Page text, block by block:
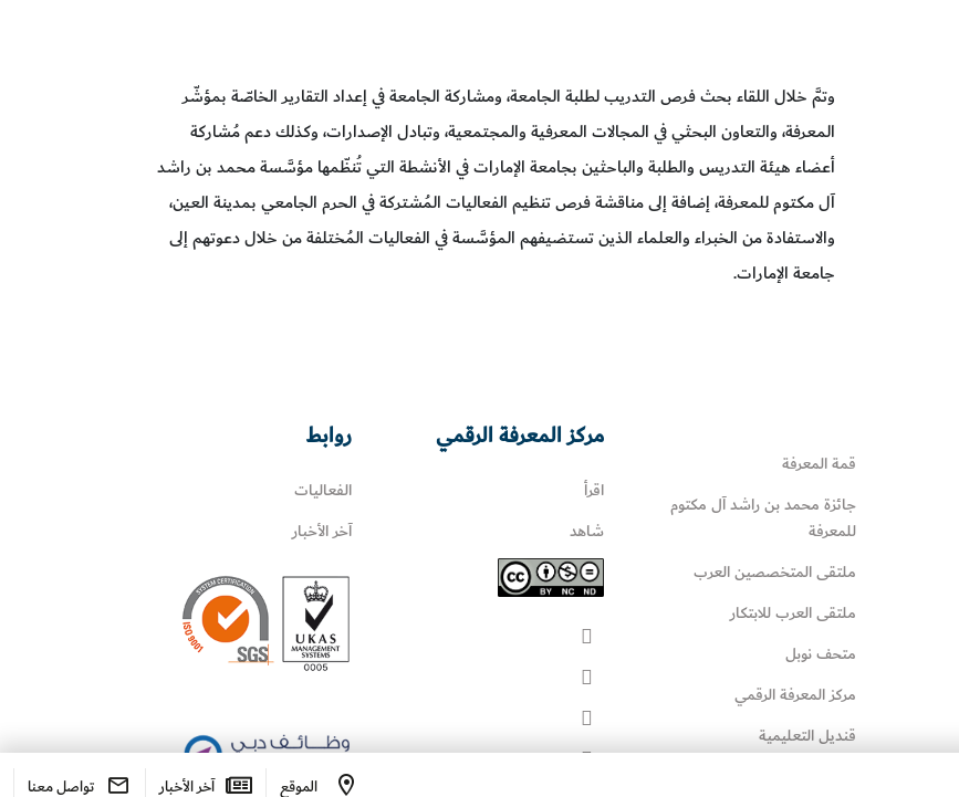
وتمَّ خلال اللقاء بحث فرص التدريب لطلبة الجامعة، ومشاركة الجامعة في إعداد التقارير الخاصّة بمؤشّر
المعرفة، والتعاون البحثي في المجالات المعرفية والمجتمعية، وتبادل الإصدارات، وكذلك دعم مُشاركة
أعضاء هيئة التدريس والطلبة والباحثين بجامعة الإمارات في الأنشطة التي تُنظّمها مؤسَّسة محمد بن راشد
آل مكتوم للمعرفة، إضافة إلى مناقشة فرص تنظيم الفعاليات المُشتركة في الحرم الجامعي بمدينة العين،
والاستفادة من الخبراء والعلماء الذين تستضيفهم المؤسَّسة في الفعاليات المُختلفة من خلال دعوتهم إلى
جامعة الإمارات.
قمة المعرفة
جائزة محمد بن راشد آل مكتوم
للمعرفة
ملتقى المتخصصين العرب
ملتقى العرب للابتكار
متحف نوبل
مركز المعرفة الرقمي
قنديل التعليمية
مركز المعرفة الرقمي
اقرأ
شاهد
روابط
الفعاليات
آخر الأخبار
الموقع آخر الأخبار تواصل معنا